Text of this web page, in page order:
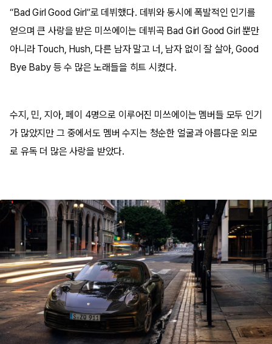
“Bad Girl Good Girl”로 데뷔했다. 데뷔와 동시에 폭발적인 인기를
얻으며 큰 사랑을 받은 미쓰에이는 데뷔곡 Bad Girl Good Girl 뿐만
아니라 Touch, Hush, 다른 남자 말고 너, 남자 없이 잘 살아, Good
Bye Baby 등 수 많은 노래들을 히트 시켰다.
수지, 민, 지아, 페이 4명으로 이루어진 미쓰에이는 멤버들 모두 인기
가 많았지만 그 중에서도 멤버 수지는 청순한 얼굴과 아름다운 외모
로 유독 더 많은 사랑을 받았다.